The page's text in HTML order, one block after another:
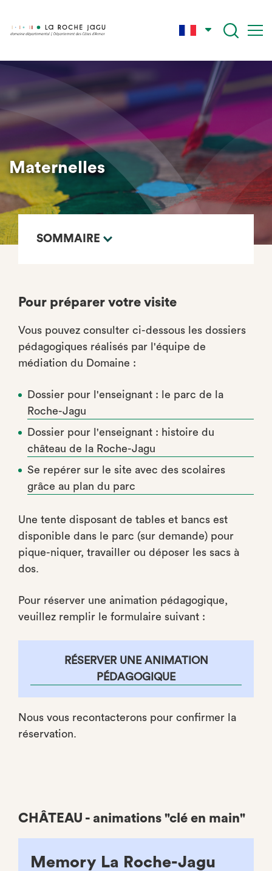
content
Maternelles
SOMMAIRE
Pour préparer votre visite
Vous pouvez consulter ci-dessous les dossiers
pédagogiques réalisés par l'équipe de
médiation du Domaine :
Dossier pour l'enseignant : le parc de la
Roche-Jagu
Dossier pour l'enseignant : histoire du
château de la Roche-Jagu
Se repérer sur le site avec des scolaires
grâce au plan du parc
Une tente disposant de tables et bancs est
disponible dans le parc (sur demande) pour
pique-niquer, travailler ou déposer les sacs à
dos.
Pour réserver une animation pédagogique,
veuillez remplir le formulaire suivant :
RÉSERVER UNE ANIMATION
PÉDAGOGIQUE
Nous vous recontacterons pour confirmer la
réservation.
CHÂTEAU - animations "clé en main"
Memory La Roche-Jagu